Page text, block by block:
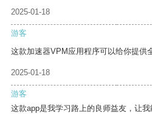
2025-01-18
游客
这款加速器VPM应用程序可以给你提供
2025-01-18
游客
这款app是我学习路上的良师益友，让